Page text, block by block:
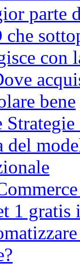
parte
con
bene
del
1 gratis